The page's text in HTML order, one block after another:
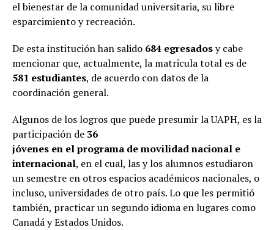
el bienestar de la comunidad universitaria, su libre
esparcimiento y recreación.
De esta institución han salido 684 egresadosy cabe
mencionar que, actualmente, la matricula total es de
581 estudiantes, de acuerdo con datos de la
coordinación general.
Algunos de los logros que puede presumir la UAPH, es la
participación de 36
jóvenes en el programa de movilidad nacional e
internacional, en el cual, las y los alumnos estudiaron
un semestre en otros espacios académicos nacionales, o
incluso, universidades de otro país. Lo que les permitió
también, practicar un segundo idioma en lugares como
Canadá y Estados Unidos.